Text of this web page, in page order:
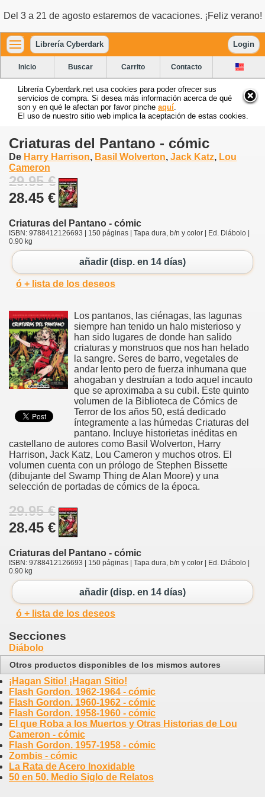
Del 3 a 21 de agosto estaremos de vacaciones. ¡Feliz verano!
Librería Cyberdark Login
Inicio Buscar Carrito Contacto
Librería Cyberdark.net usa cookies para poder ofrecer sus
servicios de compra. Si desea más información acerca de qué
son y en qué le afectan por favor pinche aquí
El uso de nuestro sitio web implica la aceptación de estas cookies.
Criaturas del Pantano - cómic
De Harry Harrison, Basil Wolverton, Jack Katz, Lou
Cameron
29.95 €
28.45 €
Criaturas del Pantano - cómic
ISBN: 9788412126693 | 150 páginas | Tapa dura, b/n y color | Ed. Diábolo |
0.90 kg
añadir (disp. en 14 días)
ó + lista de los deseos
Los pantanos, las ciénagas, las lagunas
siempre han tenido un halo misterioso y
han sido lugares de donde han salido
criaturas y monstruos que nos han helado
la sangre. Seres de barro, vegetales de
andar lento pero de fuerza inhumana que
ahogaban y destruían a todo aquel incauto
que se aproximaba a su cubil. Este quinto
volumen de la Biblioteca de Cómics de
Terror de los años 50, está dedicado
íntegramente a las húmedas Criaturas del
pantano. Incluye historietas inéditas en
castellano de autores como Basil Wolverton, Harry
Harrison, Jack Katz, Lou Cameron y muchos otros. El
volumen cuenta con un prólogo de Stephen Bissette
(dibujante del Swamp Thing de Alan Moore) y una
selección de portadas de cómics de la época.
29.95 €
28.45 €
Criaturas del Pantano - cómic
ISBN: 9788412126693 | 150 páginas | Tapa dura, b/n y color | Ed. Diábolo |
0.90 kg
añadir (disp. en 14 días)
ó + lista de los deseos
Secciones
Diábolo
Otros productos disponibles de los mismos autores
¡Hagan Sitio! ¡Hagan Sitio!
Flash Gordon. 1962-1964 - cómic
Flash Gordon. 1960-1962 - cómic
Flash Gordon. 1958-1960 - cómic
El que Roba a los Muertos y Otras Historias de Lou
Cameron - cómic
Flash Gordon. 1957-1958 - cómic
Zombis - cómic
La Rata de Acero Inoxidable
50 en 50. Medio Siglo de Relatos